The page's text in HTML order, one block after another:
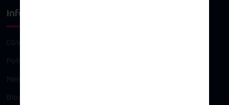
Infos légales
CGV
Politique de confidentialité
Mentions légales
Blog